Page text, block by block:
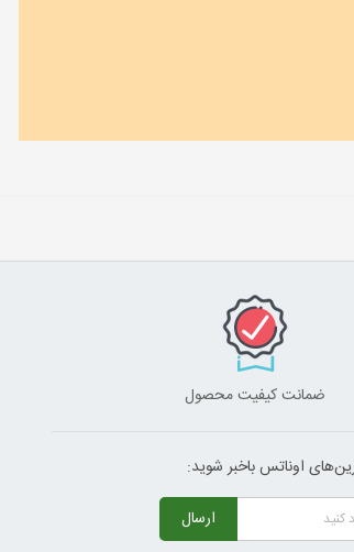
ضمانت کیفیت محصول
اوناتس باخبر شوید:
ارسال